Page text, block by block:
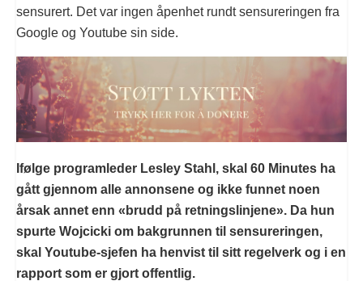
sensurert. Det var ingen åpenhet rundt sensureringen fra
Google og Youtube sin side.
Ifølge programleder Lesley Stahl, skal 60 Minutes ha
gått gjennom alle annonsene og ikke funnet noen
årsak annet enn «brudd på retningslinjene». Da hun
spurte Wojcicki om bakgrunnen til sensureringen,
skal Youtube-sjefen ha henvist til sitt regelverk og i en
rapport som er gjort offentlig.